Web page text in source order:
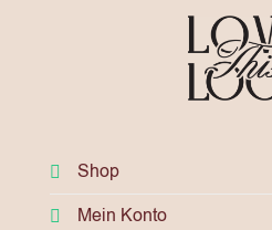
Shop
Mein Konto